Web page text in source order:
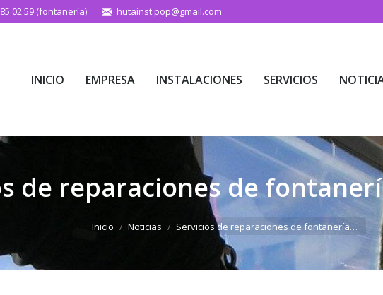
02 59 (fontanería) hutainst.pop@gmail.com
INICIO EMPRESA INSTALACIONES SERVICIOS
de reparaciones de
Inicio Noticias Servicios de reparaciones de fontanería…